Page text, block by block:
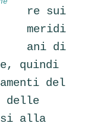
re sui
meridi
ani di
quindi
del
delle
alla